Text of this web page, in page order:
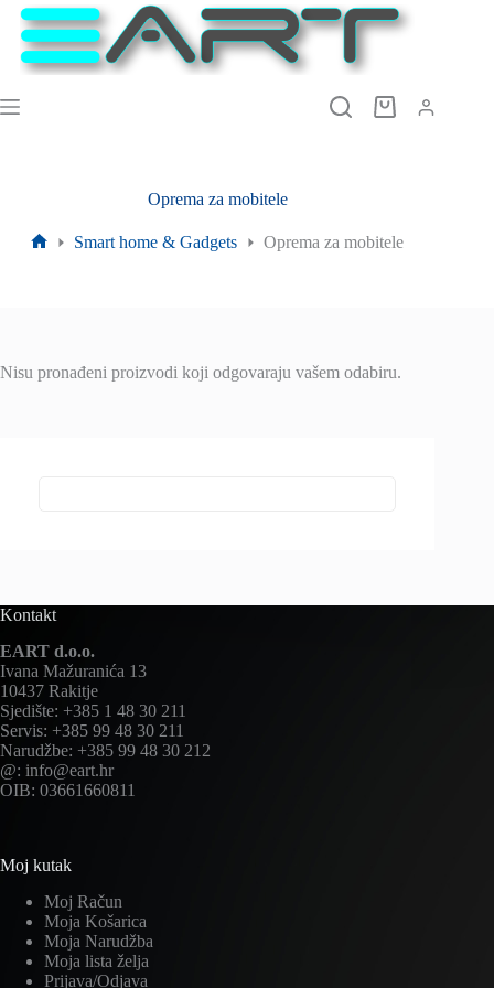
Preskoči
sadržaj
Košarica
Oprema za mobitele
Smart home & Gadgets Oprema za mobitele
Nisu pronađeni proizvodi koji odgovaraju vašem odabiru.
Kontakt
EART d.o.o.
Ivana Mažuranića 13
10437 Rakitje
Sjedište: +385 1 48 30 211
Servis: +385 99 48 30 211
Narudžbe: +385 99 48 30 212
@: info@eart.hr
OIB: 03661660811
Moj kutak
Moj Račun
Moja Košarica
Moja Narudžba
Moja lista želja
Prijava/Odjava